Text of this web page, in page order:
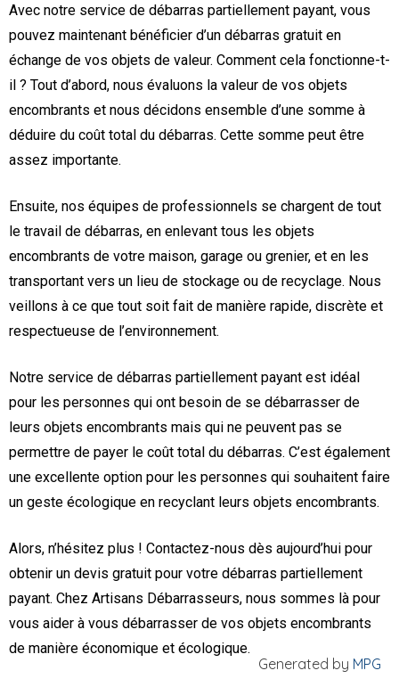
Avec notre service de débarras partiellement payant, vous
pouvez maintenant bénéficier d’un débarras gratuit en
échange de vos objets de valeur. Comment cela fonctionne-t-
il ? Tout d’abord, nous évaluons la valeur de vos objets
encombrants et nous décidons ensemble d’une somme à
déduire du coût total du débarras. Cette somme peut être
assez importante.
Ensuite, nos équipes de professionnels se chargent de tout
le travail de débarras, en enlevant tous les objets
encombrants de votre maison, garage ou grenier, et en les
transportant vers un lieu de stockage ou de recyclage. Nous
veillons à ce que tout soit fait de manière rapide, discrète et
respectueuse de l’environnement.
Notre service de débarras partiellement payant est idéal
pour les personnes qui ont besoin de se débarrasser de
leurs objets encombrants mais qui ne peuvent pas se
permettre de payer le coût total du débarras. C’est également
une excellente option pour les personnes qui souhaitent faire
un geste écologique en recyclant leurs objets encombrants.
Alors, n’hésitez plus ! Contactez-nous dès aujourd’hui pour
obtenir un devis gratuit pour votre débarras partiellement
payant. Chez Artisans Débarrasseurs, nous sommes là pour
vous aider à vous débarrasser de vos objets encombrants
de manière économique et écologique.
Generated by MPG